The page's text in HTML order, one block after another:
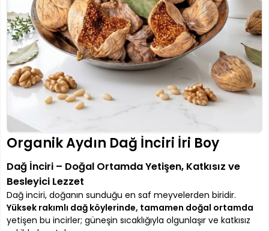
Organik Aydın Dağ İnciri İri Boy
Dağ İnciri – Doğal Ortamda Yetişen, Katkısız ve
Besleyici Lezzet
Dağ inciri, doğanın sunduğu en saf meyvelerden biridir.
Yüksek rakımlı dağ köylerinde, tamamen doğal ortamda
yetişen bu incirler; güneşin sıcaklığıyla olgunlaşır ve katkısız